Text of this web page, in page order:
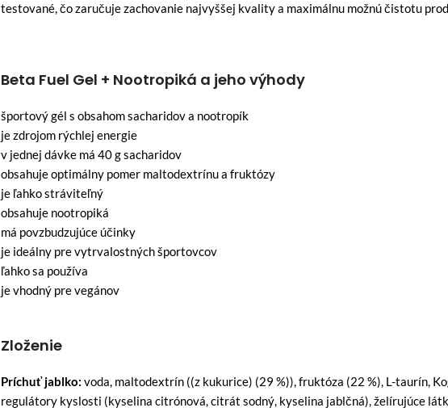
testované, čo zaručuje zachovanie najvyššej kvality a maximálnu možnú čistotu
Beta Fuel Gel + Nootropiká a jeho výhody
športový gél s obsahom sacharidov a nootropík
je zdrojom rýchlej energie
v jednej dávke má 40 g sacharidov
obsahuje optimálny pomer maltodextrínu a fruktózy
je ľahko stráviteľný
obsahuje nootropiká
má povzbudzujúce účinky
je ideálny pre vytrvalostných športovcov
ľahko sa používa
je vhodný pre vegánov
Zloženie
Príchuť jablko: voda, maltodextrín ((z kukurice) (29 %)), fruktóza (22 %), L-taurín,
regulátory kyslosti (kyselina citrónová, citrát sodný, kyselina jablčná), želírujúce